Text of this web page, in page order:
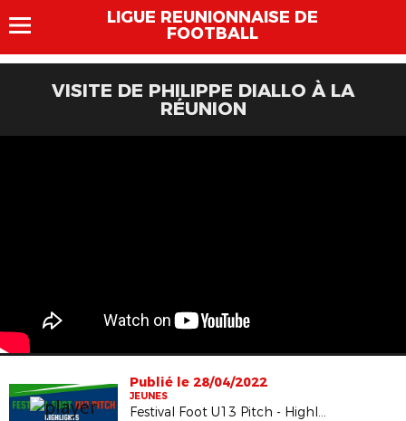
LIGUE REUNIONNAISE DE
FOOTBALL
VISITE DE PHILIPPE DIALLO À LA
RÉUNION
Publié le 28/04/2022
JEUNES
Festival Foot U13 Pitch - Highlights phase départementale